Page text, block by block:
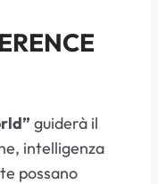
guiderà il
intelligenza
possano